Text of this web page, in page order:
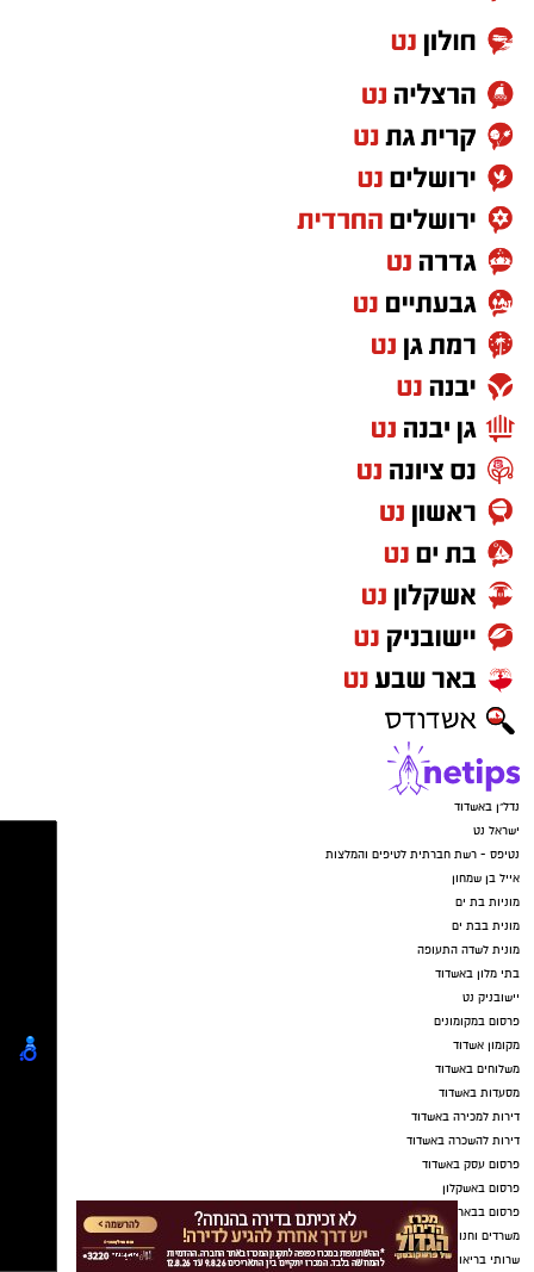
נדל"ן באשדוד
ישראל נט
נטיפס - רשת חברתית לטיפים והמלצות
אייל בן שמחון
מוניות בת ים
מונית בבת ים
מונית לשדה התעופה
בתי מלון באשדוד
יישובניק נט
פרסום במקומונים
מקומון אשדוד
משלוחים באשדוד
מסעדות באשדוד
דירות למכירה באשדוד
דירות להשכרה באשדוד
פרסום עסק באשדוד
פרסום באשקלון
פרסום בבאר שבע
משרדים וחנויות להשכרה באשדוד
שרותי בריאות באשדוד